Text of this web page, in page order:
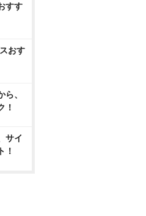
すす
おす
、
！
サイ
！